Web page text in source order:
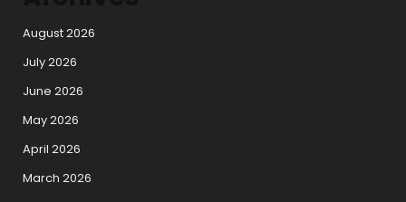
August 2026
July 2026
June 2026
May 2026
April 2026
March 2026